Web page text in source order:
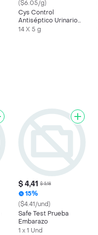
($6.05/g)
Cys Control
Antiséptico Urinario
Cranberry Americano
14 X 5 g
$ 4,41 $ 5,18
15%
($4.41/und)
Safe Test Prueba
Embarazo
1 x 1 Und